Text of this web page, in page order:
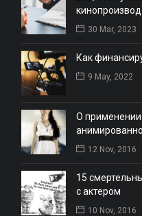
30 Mar, 2023
Как
9 May, 2022
О применении
12 Nov, 2016
15
с актером
10 Nov, 2016